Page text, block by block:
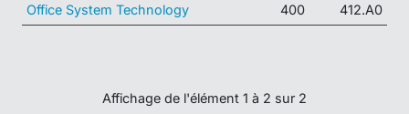
Office System Technology 400 412.A0
Affichage de l'élément 1 à 2 sur 2